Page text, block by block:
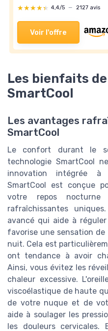
★★★★★
★★★★★ 4,4/5 — 2127 avis
Voir l'offre
Les bienfaits
SmartCool
Les avantages
SmartCool
Le confort durant le
technologie SmartCool
innovation intégrée à
SmartCool est conçue
votre repos
rafraîchissantes
avancé qui aide à
favorise une sensation
nuit. Cela est
ont tendance à avoir
Ainsi, vous évitez les
chaleur excessive.
viscoélastique de haute
de votre nuque et de
aide à soulager les
les douleurs cervicales.